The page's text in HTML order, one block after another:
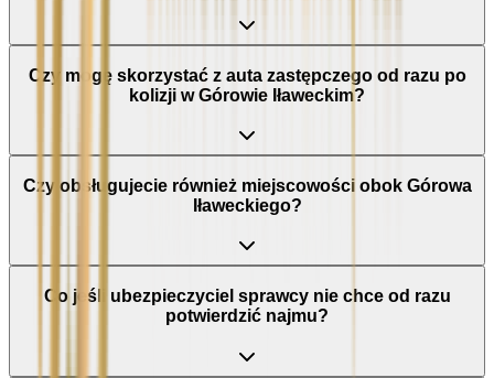
Czy mogę skorzystać z auta zastępczego od razu po
kolizji w Górowie Iławeckim?
Czy obsługujecie również miejscowości obok Górowa
Iławeckiego?
Co jeśli ubezpieczyciel sprawcy nie chce od razu
potwierdzić najmu?